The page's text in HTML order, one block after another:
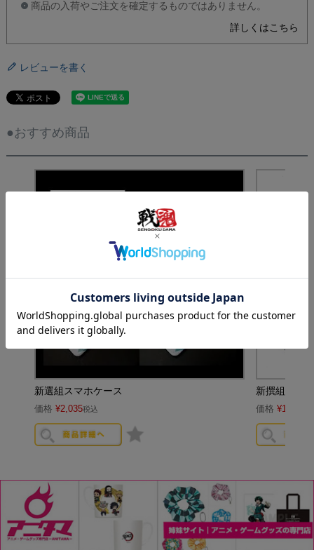
商品の入荷やご注文を確定するものではありません。
詳しくはこちら
レビューを書く
●おすすめ商品
新選組スマホケース
価格 ¥2,035税込
新撰組 刀剣
価格 ¥1,320